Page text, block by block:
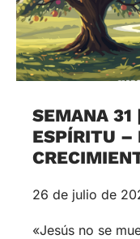
SEMANA 31
ESPÍRITU –
26 de julio de
«Jesús no se